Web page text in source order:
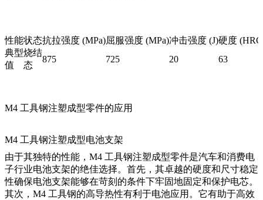
性能状态抗拉强度 (MPa)屈服强度 (MPa)冲击强度 (J)硬度
典型
值
烧结
态
875 725 20 63
M4 工具钢注塑成型零件的应用
M4 工具钢注塑成型电池支架
由于其独特的性能，M4 工具钢注塑成型零件是汽车和消费电
子行业电池支架的绝佳选择。首先，其卓越的硬度和尺寸稳定
性确保电池支架能够在苛刻的条件下牢固地固定和保护电芯。
其次，M4 工具钢的高导热性有利于电池应用。它有助于高效